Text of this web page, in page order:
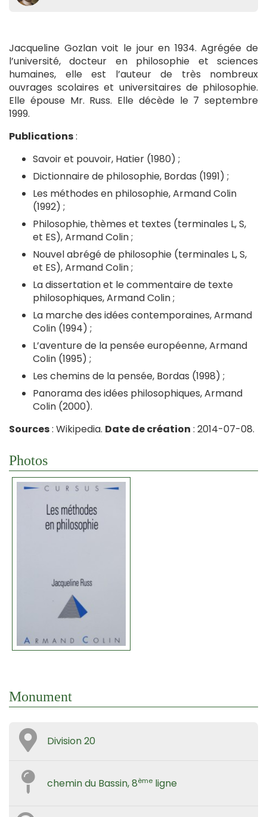
Jacqueline Gozlan voit le jour en 1934. Agrégée de
l’université, docteur en philosophie et sciences
humaines, elle est l’auteur de très nombreux
ouvrages scolaires et universitaires de philosophie.
Elle épouse Mr. Russ. Elle décède le 7 septembre
1999.
Publications:
Savoir et pouvoir, Hatier (1980) ;
Dictionnaire de philosophie, Bordas (1991) ;
Les méthodes en philosophie, Armand Colin
(1992) ;
Philosophie, thèmes et textes (terminales L, S,
et ES), Armand Colin ;
Nouvel abrégé de philosophie (terminales L, S,
et ES), Armand Colin ;
La dissertation et le commentaire de texte
philosophiques, Armand Colin ;
La marche des idées contemporaines, Armand
Colin (1994) ;
L’aventure de la pensée européenne, Armand
Colin (1995) ;
Les chemins de la pensée, Bordas (1998) ;
Panorama des idées philosophiques, Armand
Colin (2000).
Sources: Wikipedia. Date de création : 2014-07-08.
Photos
Monument
Division 20
chemin du Bassin, 8ème ligne